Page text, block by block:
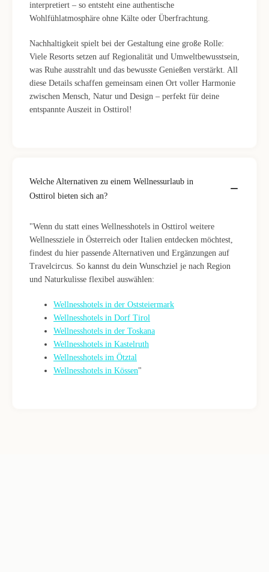
interpretiert – so entsteht eine authentische
Wohlfühlatmosphäre ohne Kälte oder Überfrachtung.
Nachhaltigkeit spielt bei der Gestaltung eine große Rolle:
Viele Resorts setzen auf Regionalität und Umweltbewusstsein,
was Ruhe ausstrahlt und das bewusste Genießen verstärkt. All
diese Details schaffen gemeinsam einen Ort voller Harmonie
zwischen Mensch, Natur und Design – perfekt für deine
entspannte Auszeit in Osttirol!
Welche Alternativen zu einem Wellnessurlaub in
Osttirol bieten sich an?
"Wenn du statt eines Wellnesshotels in Osttirol weitere
Wellnessziele in Österreich oder Italien entdecken möchtest,
findest du hier passende Alternativen und Ergänzungen auf
Travelcircus. So kannst du dein Wunschziel je nach Region
und Naturkulisse flexibel auswählen:
Wellnesshotels in der Oststeiermark
Wellnesshotels in Dorf Tirol
Wellnesshotels in der Toskana
Wellnesshotels in Kastelruth
Wellnesshotels im Ötztal
Wellnesshotels in Kössen"